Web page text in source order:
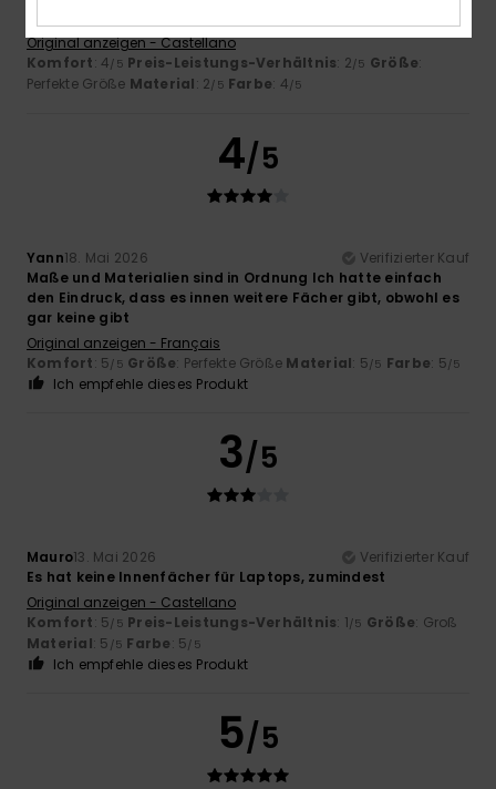
Original anzeigen - Castellano
Komfort: 4/5 Preis-Leistungs-Verhältnis: 2/5 Größe:
Perfekte Größe Material: 2/5 Farbe: 4/5
4/5
Yann18. Mai 2026
Verifizierter Kauf
Maße und Materialien sind in Ordnung Ich hatte einfach
den Eindruck, dass es innen weitere Fächer gibt, obwohl es
gar keine gibt
Original anzeigen - Français
Komfort: 5/5 Größe: Perfekte Größe Material: 5/5 Farbe: 5/5
Ich empfehle dieses Produkt
3/5
Mauro13. Mai 2026
Verifizierter Kauf
Es hat keine Innenfächer für Laptops, zumindest
Original anzeigen - Castellano
Komfort: 5/5 Preis-Leistungs-Verhältnis: 1/5 Größe: Groß
Material: 5 /5 Farbe: 5/5
Ich empfehle dieses Produkt
5/5